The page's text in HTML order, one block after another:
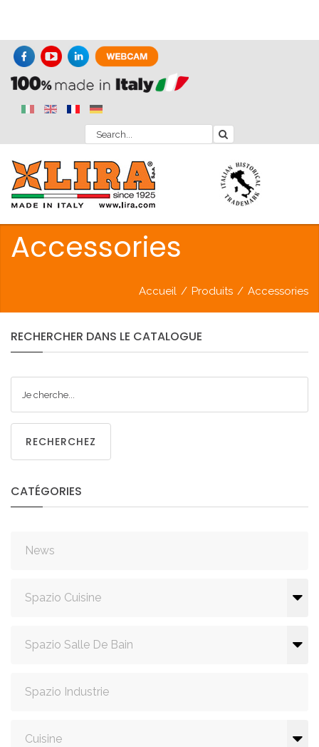
Accessories
Accueil / Produits / Accessories
RECHERCHER DANS LE CATALOGUE
RECHERCHEZ
CATÉGORIES
News
Spazio Cuisine
Spazio Salle De Bain
Spazio Industrie
Cuisine